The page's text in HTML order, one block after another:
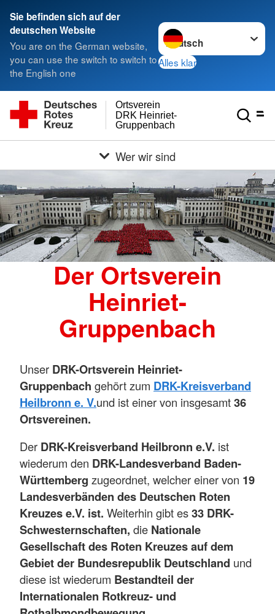
Sie befinden sich auf der
deutschen Website
You are on the German website,
you can use the switch to switch to
the English one
Sprache wechseln zu
Alles klar
Gruppenbach
DRK Heinriet-
Ortsverein
Wer wir sind
Der Ortsverein
Heinriet-
Gruppenbach
Unser DRK-Ortsverein Heinriet-
Gruppenbach gehört zum DRK-Kreisverband
Heilbronn e. V.und ist einer von insgesamt36
Ortsvereinen.
Der DRK-Kreisverband Heilbronn e.V. ist
wiederum den DRK-Landesverband Baden-
Württemberg zugeordnet, welcher einer von 19
Landesverbänden des Deutschen Roten
Kreuzes e.V. ist. Weiterhin gibt es33 DRK-
Schwesternschaften, die Nationale
Gesellschaft des Roten Kreuzes auf dem
Gebiet der Bundesrepublik Deutschland und
diese ist wiederum Bestandteil der
Internationalen Rotkreuz- und